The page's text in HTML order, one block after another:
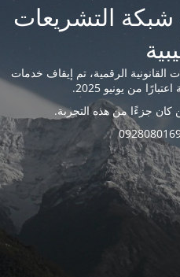
التشريعات
الرقمية، تم إيقاف خدمات
من يونيو 2025.
كان جزءًا من هذه التجربة.